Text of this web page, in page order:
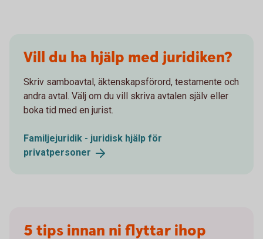
Vill du ha hjälp med juridiken?
Skriv samboavtal, äktenskapsförord, testamente och
andra avtal. Välj om du vill skriva avtalen själv eller
boka tid med en jurist.
Familjejuridik - juridisk hjälp för
privatpersoner
5 tips innan ni flyttar ihop